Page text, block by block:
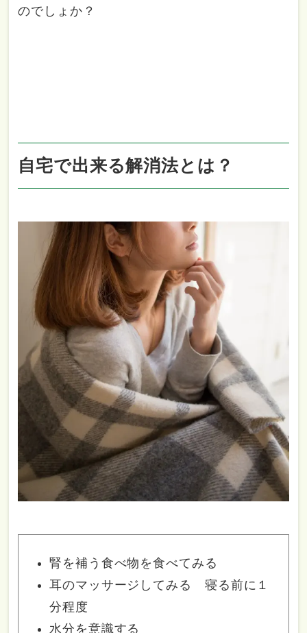
のでしょか？
自宅で出来る解消法とは？
腎を補う食べ物を食べてみる
耳のマッサージしてみる 寝る前に１
分程度
水分を意識する